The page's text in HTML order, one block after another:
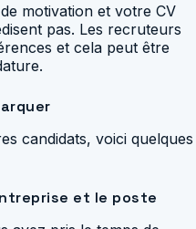
motivation et votre CV
pas. Les recruteurs
et cela peut être
candidats, voici quelques
et le poste